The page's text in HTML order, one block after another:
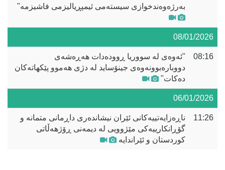
بەرژەوەندخوازی سیستەمی ئیمپڕیالیزمی فاشیزمە"
08/01/2026
08:16
"ئەوەی لە سووریا ڕوودەدات هەڕەشەی
دووبارەبوونەوەی جینۆساید لە دژی هەموو پێکهاتەکان
دەکات"
06/01/2026
11:26
ناڕەزایەتییەکانی ئێران نیشاندەری داڕمانی متمانە و
گۆڕانکارییەکی مێژوویی لە دیمەنی ڕۆژهەڵاتی
کوردستان و ئێراندایە